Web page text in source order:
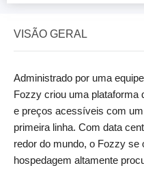
VISÃO GERAL
Administrado por uma
Fozzy criou uma plataforma
e preços acessíveis com
primeira linha. Com data
redor do mundo, o Fozzy se
hospedagem altamente